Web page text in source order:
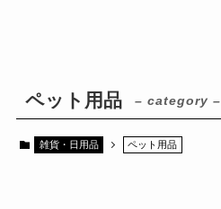
ペット用品 – category –
雑貨・日用品 ペット用品